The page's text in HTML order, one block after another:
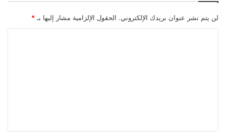
لن يتم نشر عنوان بريدك الإلكتروني. الحقول الإلزامية مشار إليها بـ *